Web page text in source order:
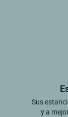
Sus
y a